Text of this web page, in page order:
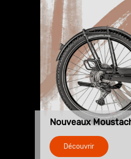
Nouveaux
Découvrir